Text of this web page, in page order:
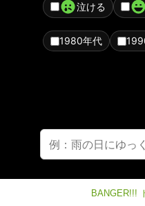
泣ける
1980年代
BANGER!!!